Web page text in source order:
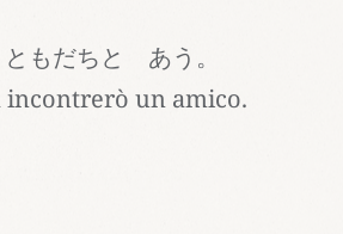
もだちと あう。
incontrerò un amico.